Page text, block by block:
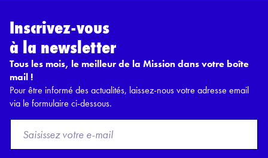
Inscrivez-vous
à la newsletter
Tous les mois, le meilleur de la Mission dans votre boîte
mail !
Pour être informé des actualités, laissez-nous votre adresse email
via le formulaire ci-dessous.
o